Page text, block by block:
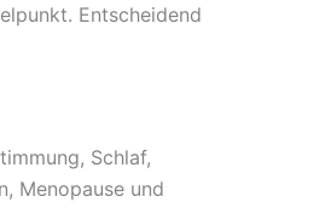
Entscheidend
Schlaf,
Menopause und